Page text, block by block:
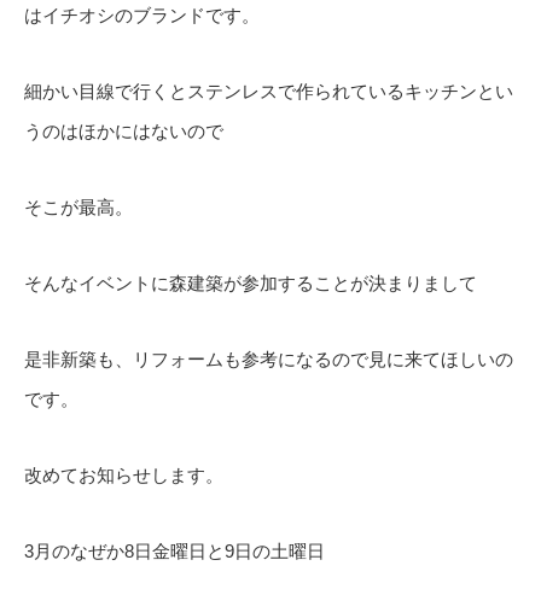
はイチオシのブランドです。
細かい目線で行くとステンレスで作られているキッチンとい
うのはほかにはないので
そこが最高。
そんなイベントに森建築が参加することが決まりまして
是非新築も、リフォームも参考になるので見に来てほしいの
です。
改めてお知らせします。
3月のなぜか8日金曜日と9日の土曜日